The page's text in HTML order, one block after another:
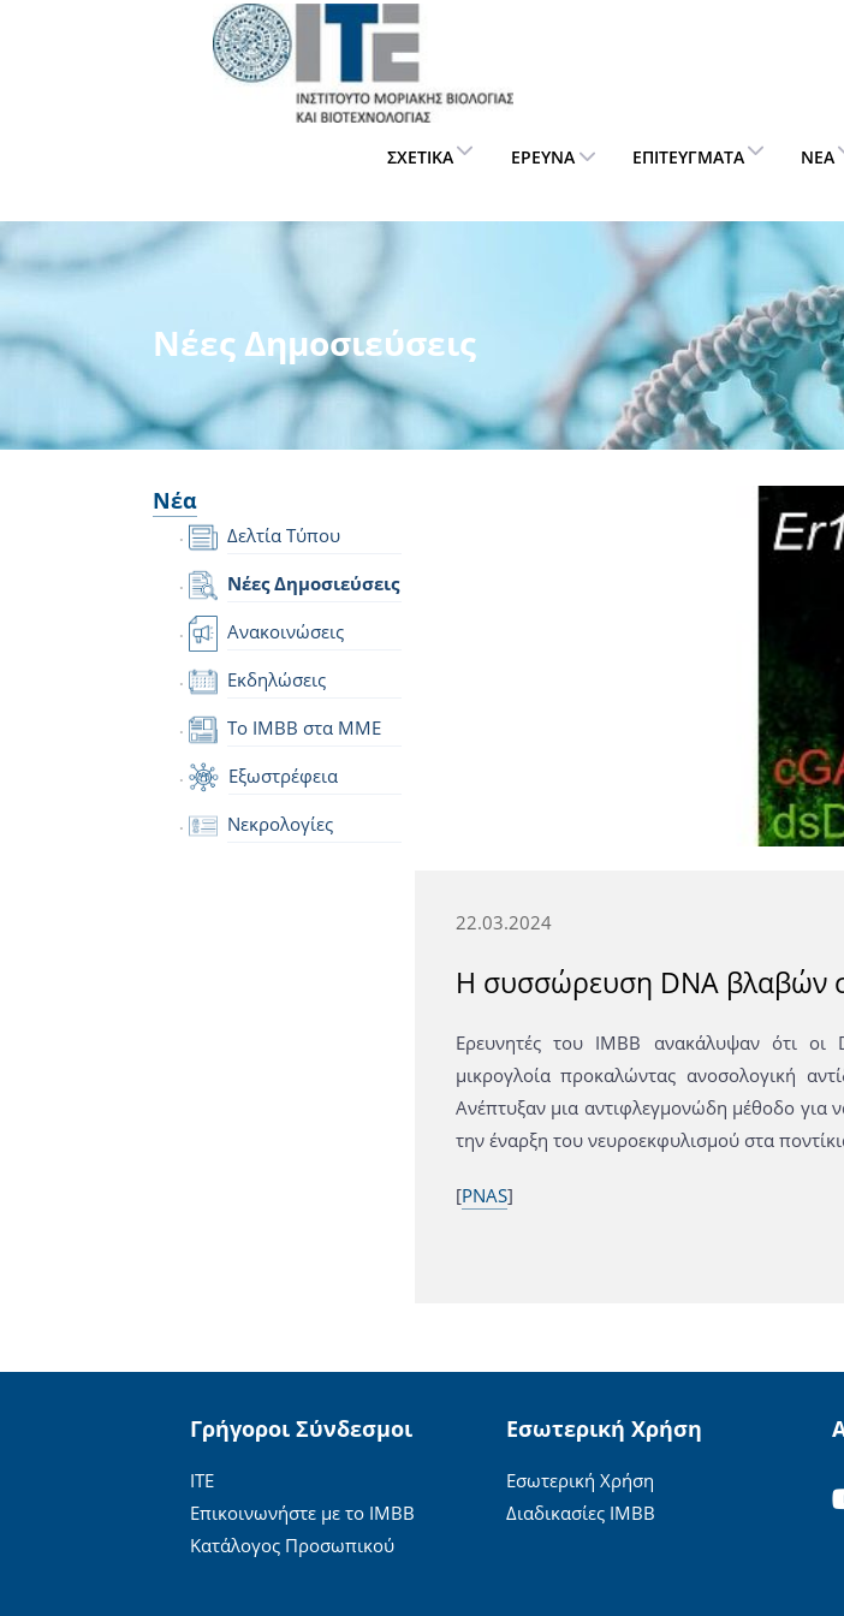
ΣΧΕΤΙΚΆ ΈΡΕΥΝΑ ΕΠΙΤΕΎΓΜΑΤΑ ΝΈΑ
Νέες Δημοσιεύσεις
Νέα
Δελτία Τύπου
Νέες Δημοσιεύσεις
Ανακοινώσεις
Εκδηλώσεις
Το IMBB στα ΜΜΕ
Εξωστρέφεια
Νεκρολογίες
22.03.2024
Η συσσώρευση DNA βλαβών
Ερευνητές του ΙΜΒΒ ανακάλυψαν ότι
μικρογλοία προκαλώντας ανοσολογική
Ανέπτυξαν μια αντιφλεγμονώδη μέθοδο για
την έναρξη του νευροεκφυλισμού στα
[PNAS]
Γρήγοροι Σύνδεσμοι
ΙΤΕ
Επικοινωνήστε με το ΙΜΒΒ
Κατάλογος Προσωπικού
Εσωτερική Χρήση
Εσωτερική Χρήση
Διαδικασίες ΙΜΒΒ